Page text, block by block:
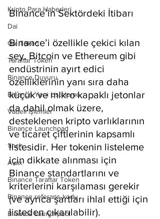
Kripto Para Haberleri
Dai
Gal Token
Taraftar Token
Binance Duyuru
Binance Yeni Listeleme
Vadeli işlemler
Binance Launchpad
1inch
Avax
Binance Taraftar Token
Binance referans kodu
Binance Launchpool
Binance’in Sektördeki İtibarı
Binance’i özellikle çekici kılan
şey, Bitcoin ve Ethereum gibi
endüstrinin ayırt edici
özelliklerinin yanı sıra daha
küçük ve mikro kapaklı jetonlar
da dahil olmak üzere,
desteklenen kripto varlıklarının
ve ticaret çiftlerinin kapsamlı
listesidir. Her tokenin listeleme
için dikkate alınması için
Binance standartlarını ve
kriterlerini karşılaması gerekir
(ve ayrıca şartları ihlal ettiği için
listeden çıkarılabilir).